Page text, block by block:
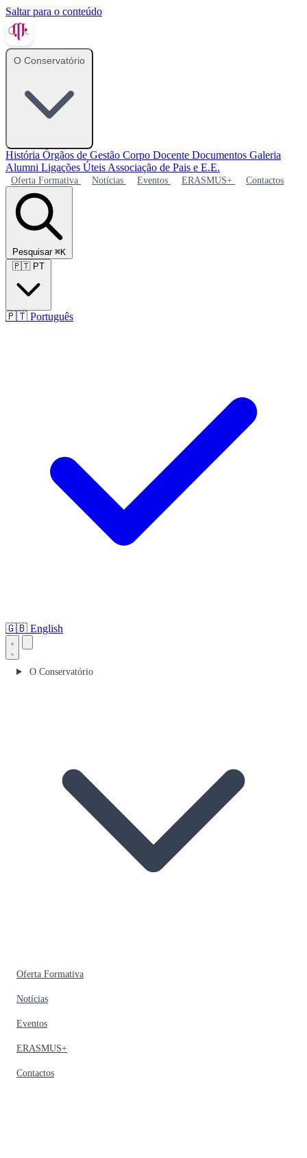
Saltar para o conteúdo
O Conservatório
História Órgãos de Gestão Corpo Docente Documentos Galeria
Alumni Ligações Úteis Associação de Pais e E.E.
Oferta Formativa Notícias Eventos ERASMUS+ Contactos
Pesquisar ⌘K
🇵🇹 PT
🇵🇹 Português
🇬🇧 English
O Conservatório
Oferta Formativa
Notícias
Eventos
ERASMUS+
Contactos